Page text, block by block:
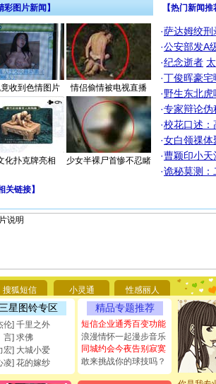
彩图片新闻】
收到色情图片 情侣偷情被电视直播
化扑克牌亮相 少女半裸尸首惨不忍睹
【热门新闻
·萨达姆绞刑
·公安部发A
·纪念逝者
·丁俊晖豪
·野生东北
·专家辩论伪
·校花口述：
·女白领祼体
·曹颖印小天
·诡秘莫测：
关链接】
搜狐短信 小灵通 性感丽人
三星图铃专区
伦] 千里之外
] 求佛
宏] 大城小爱
凌] 花的嫁纱
精品专题推荐
短信企业通秀百变功能
浪漫情怀一起漫步音乐
同城约会今夜告别寂寞
敢来挑战你的球技吗？
你太多，
要平安！
[圣诞节]
能正大光
都要快乐
[圣诞节]
如意,快
[元旦]看
断电。爱
你是我专